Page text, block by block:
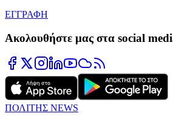
ΕΓΓΡΑΦΗ
Ακολουθήστε μας στα social
ΠΟΛΙΤΗΣ NEWS